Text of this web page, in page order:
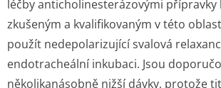
léčby anticholineste­rázovými přípravky
zkušeným a kvalifikovaným v této
použít nedepolarizující svalová
endotracheální inkubaci. Jsou
několikanásobně nižší dávky, protože